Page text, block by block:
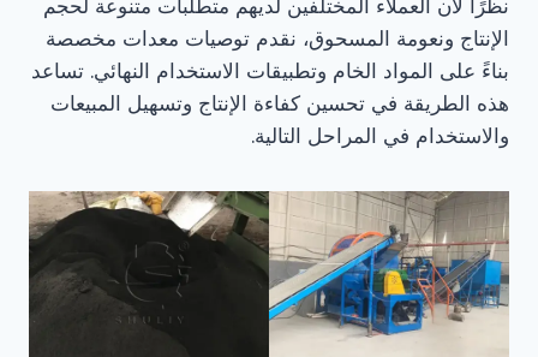
نظرًا لأن العملاء المختلفين لديهم متطلبات متنوعة لحجم
الإنتاج ونعومة المسحوق، نقدم توصيات معدات مخصصة
بناءً على المواد الخام وتطبيقات الاستخدام النهائي. تساعد
هذه الطريقة في تحسين كفاءة الإنتاج وتسهيل المبيعات
والاستخدام في المراحل التالية.